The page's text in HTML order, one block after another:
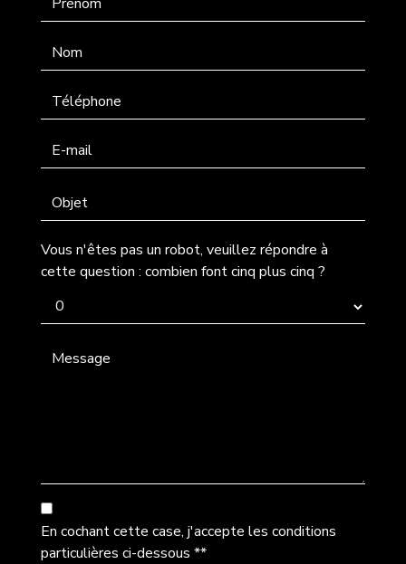
Vous n'êtes pas un robot, veuillez répondre à
cette question : combien font cinq plus cinq ?
En cochant cette case, j'accepte les conditions
particulières ci-dessous **